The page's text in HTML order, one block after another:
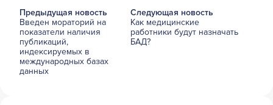
Предыдущая новость
Введен мораторий на
показатели наличия
публикаций,
индексируемых в
международных базах
данных
Следующая новость
Как медицинские
работники будут назначать
БАД?